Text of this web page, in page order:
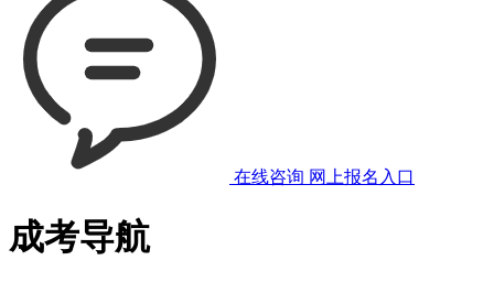
在线咨询 网上报名入口
成考导航